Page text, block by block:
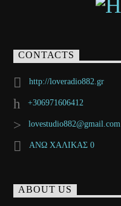
CONTACTS
http://loveradio882.gr
+306971606412
lovestudio882@gmail.com
ΑΝΩ ΧΑΛΙΚΑΣ 0
ABOUT US